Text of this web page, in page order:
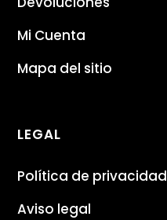
Mi Cuenta
Mapa del sitio
LEGAL
Política de privacidad
Aviso legal